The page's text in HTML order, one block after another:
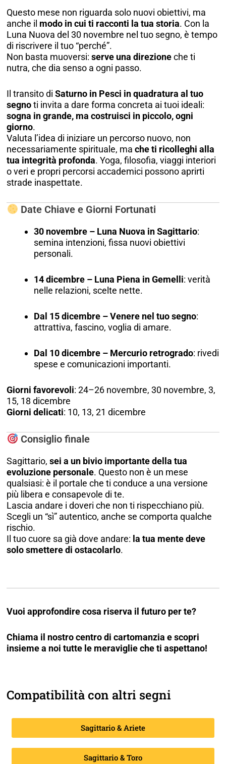
Questo mese non riguarda solo nuovi obiettivi, ma
anche il modo in cui ti racconti la tua storia. Con la
Luna Nuova del 30 novembre nel tuo segno, è tempo
di riscrivere il tuo “perché”.
Non basta muoversi:serve una direzioneche ti
nutra, che dia senso a ogni passo.
Il transito diSaturno in Pesci in quadratura al tuo
segnoti invita a dare forma concreta ai tuoi ideali:
sogna in grande, ma costruisci in piccolo, ogni
giorno.
Valuta l’idea di iniziare un percorso nuovo, non
necessariamente spirituale, mache ti ricolleghi alla
tua integrità profonda. Yoga, filosofia, viaggi interiori
o veri e propri percorsi accademici possono aprirti
strade inaspettate.
Date Chiave e Giorni Fortunati
30 novembre – Luna Nuova in Sagittario:
semina intenzioni, fissa nuovi obiettivi
personali.
14 dicembre – Luna Piena in Gemelli: verità
nelle relazioni, scelte nette.
Dal 15 dicembre – Venere nel tuo segno:
attrattiva, fascino, voglia di amare.
Dal 10 dicembre – Mercurio retrogrado: rivedi
spese e comunicazioni importanti.
Giorni favorevoli: 24–26 novembre, 30 novembre, 3,
15, 18 dicembre
Giorni delicati: 10, 13, 21 dicembre
Consiglio finale
Sagittario,sei a un bivio importante della tua
evoluzione personale. Questo non è un mese
qualsiasi: è il portale che ti conduce a una versione
più libera e consapevole di te.
Lascia andare i doveri che non ti rispecchiano più.
Scegli un “sì” autentico, anche se comporta qualche
rischio.
Il tuo cuore sa già dove andare: la tua mente deve
solo smettere di ostacolarlo.
Vuoi approfondire cosa riserva il futuro per te?
Chiama il nostro centro di cartomanzia e scopri
insieme a noi tutte le meraviglie che ti aspettano!
Compatibilità con altri segni
Sagittario & Ariete
Sagittario & Toro